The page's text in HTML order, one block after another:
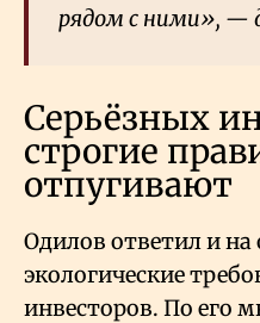
рядом с ними», —
Серьёзных
строгие
отпугивают
Одилов ответил и на
экологические
инвесторов. По его